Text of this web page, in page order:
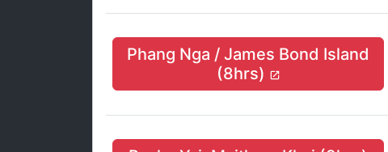
Phang Nga / James Bond Island
(8hrs)